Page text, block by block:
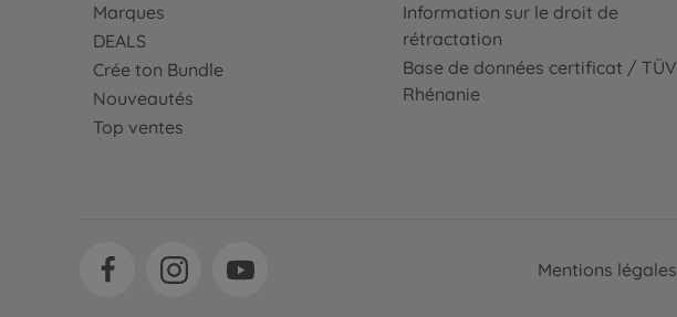
Marques
DEALS
Crée ton Bundle
Nouveautés
Top ventes
Information sur le droit de
rétractation
Base de données certificat / TÜV
Rhénanie
Mentions légales